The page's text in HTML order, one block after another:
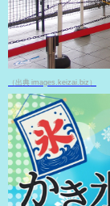
（出典 images.keizai.biz）